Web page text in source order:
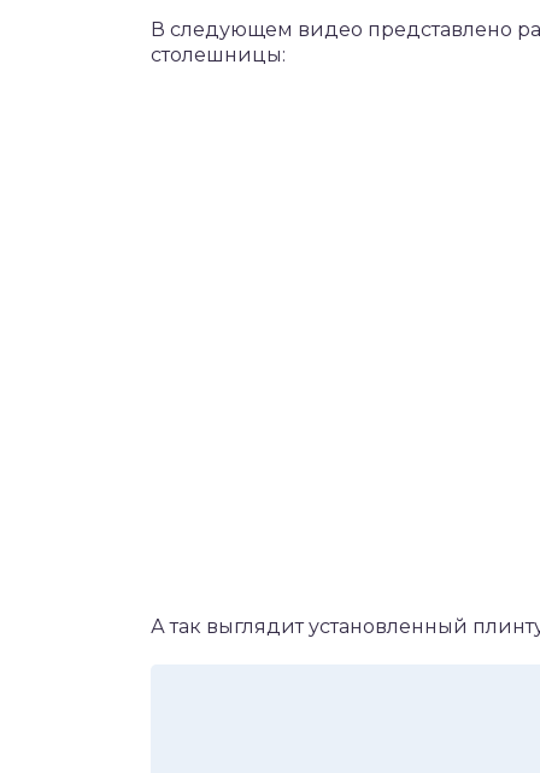
В следующем видео представлено
столешницы:
А так выглядит установленный